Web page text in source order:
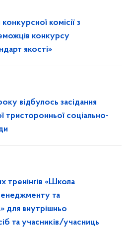
комісії з
конкурсу
якості»
відбулось засідання
тренінгів «Школа
та
для внутрішньо
та учасників/учасниць